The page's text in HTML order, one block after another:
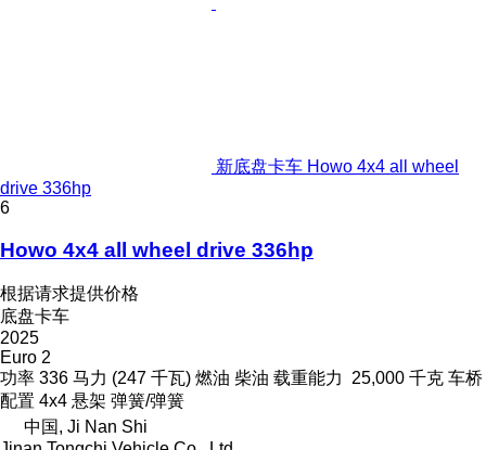
新底盘卡车 Howo 4x4 all wheel
drive 336hp
6
Howo 4x4 all wheel drive 336hp
根据请求提供价格
底盘卡车
2025
Euro 2
功率 336 马力 (247 千瓦) 燃油 柴油 载重能力 25,000 千克 车桥
配置 4x4 悬架 弹簧/弹簧
中国, Ji Nan Shi